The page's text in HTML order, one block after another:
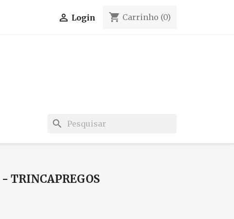
 Login shopping_cart Carrinho (0)
search
TRINCAPREGOS